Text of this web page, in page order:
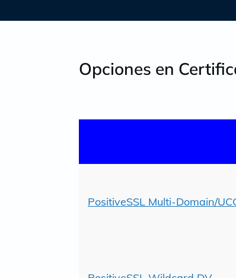
Opciones en
PositiveSSL Multi-Domain/